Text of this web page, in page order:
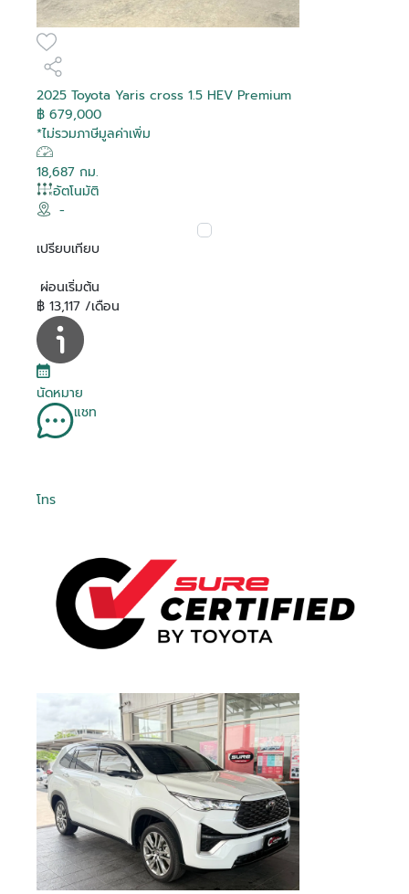
2025 Toyota Yaris cross 1.5 HEV Premium
฿ 679,000
*ไม่รวมภาษีมูลค่าเพิ่ม
18,687 กม.
อัตโนมัติ
-
เปรียบเทียบ
ผ่อนเริ่มต้น
฿ 13,117 /เดือน
นัดหมาย
แชท
โทร